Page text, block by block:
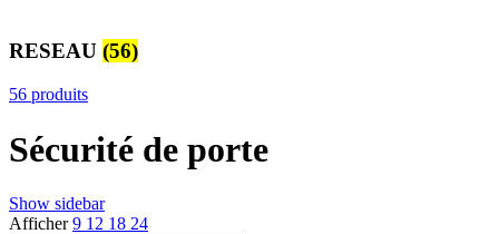
RESEAU (56)
56 produits
Sécurité de porte
Show sidebar
Afficher9 12 18 24